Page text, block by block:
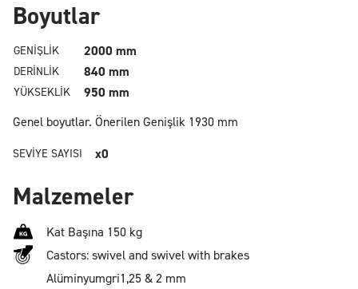
Boyutlar
GENIŞLIK 2000 mm
DERINLIK 840 mm
YÜKSEKLIK
950 mm
Genel boyutlar. Önerilen Genişlik 1930 mm
SEVIYE SAYISI x0
Malzemeler
Kat Başına 150 kg
Castors: swivel and swivel with brakes
Alüminyumgri1,25 & 2 mm